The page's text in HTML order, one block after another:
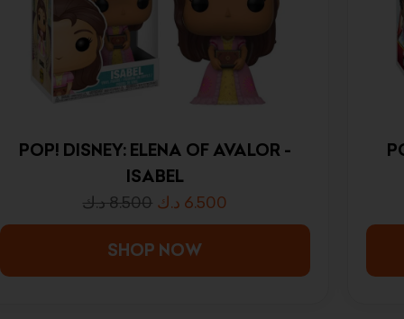
POP! DISNEY: ELENA OF AVALOR -
ISABEL
8.500د.ك 6.500 د.ك
SHOP NOW